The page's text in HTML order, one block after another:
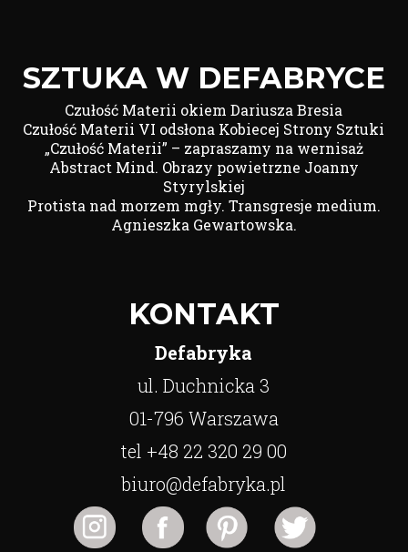
SZTUKA W DEFABRYCE
Czułość Materii okiem Dariusza Bresia
Czułość Materii VI odsłona Kobiecej Strony Sztuki
„Czułość Materii” – zapraszamy na wernisaż
Abstract Mind. Obrazy powietrzne Joanny
Styrylskiej
Protista nad morzem mgły. Transgresje medium.
Agnieszka Gewartowska.
KONTAKT
Defabryka
ul. Duchnicka 3
01-796 Warszawa
tel +48 22 320 29 00
biuro@defabryka.pl